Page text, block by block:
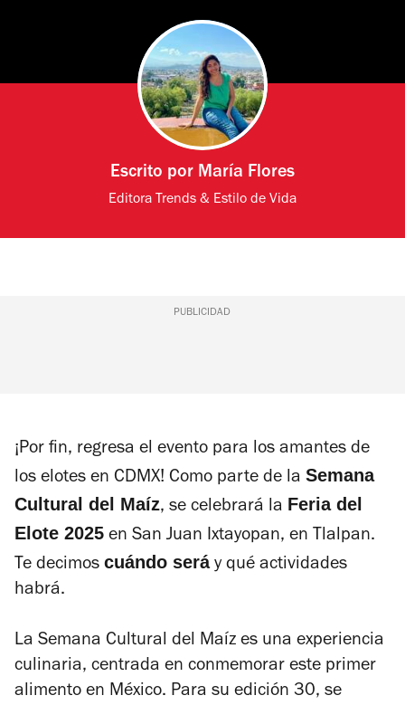
Escrito por María Flores
Editora Trends & Estilo de Vida
PUBLICIDAD
¡Por fin, regresa el evento para los amantes de
los elotes en CDMX! Como parte de la Semana
Cultural del Maíz, se celebrará la Feria del
Elote 2025 en San Juan Ixtayopan, en Tlalpan.
Te decimos cuándo seráy qué actividades
habrá.
La Semana Cultural del Maíz es una experiencia
culinaria, centrada en conmemorar este primer
alimento en México. Para su edición 30, se